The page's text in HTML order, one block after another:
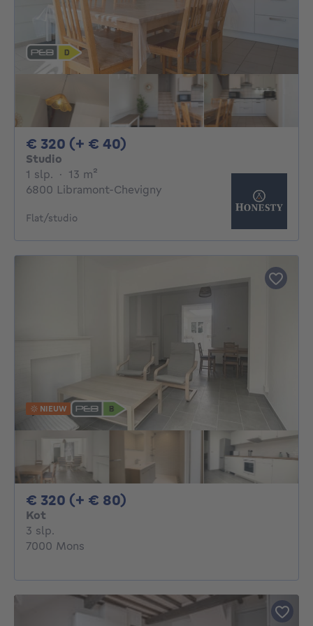
€ 320 (+ € 40)
Studio
1 slp. 1 slaapkamer
· 13 m²
6800 Libramont-Chevigny
Flat/studio
NIEUW
€ 320 (+ € 80)
Kot
3 slp.
7000 Mons